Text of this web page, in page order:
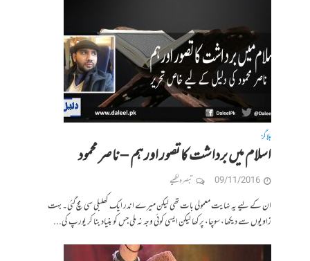
بلاگز
اسلام میں برداشت کا تصور اور ہم – ناصر محمود
09/11/2016 تبصرہ لکھیے
ان کے لیے یہ نہایت معمولی بات تھی لیکن میرے اندر ایک کھلبلی سی مچ گئی۔ بہت
زاویوں سے دیکھا، سوچا، پرکھا لیکن ایسی کوئی وجہ نہ ملی جس کو بنیاد بنا کر یورپ کی...